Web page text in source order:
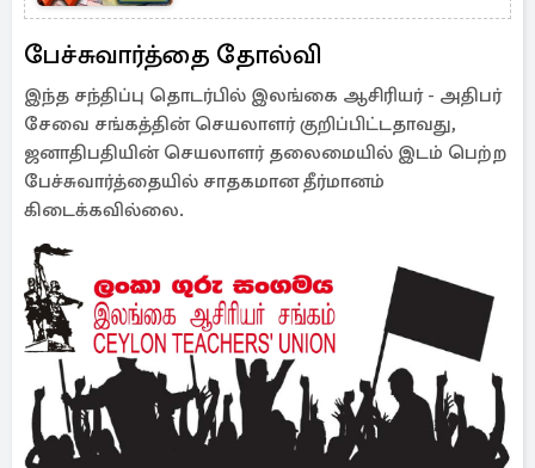
பேச்சுவார்த்தை தோல்வி
இந்த சந்திப்பு தொடர்பில் இலங்கை ஆசிரியர் - அதிபர்
சேவை சங்கத்தின் செயலாளர் குறிப்பிட்டதாவது,
ஜனாதிபதியின் செயலாளர் தலைமையில் இடம் பெற்ற
பேச்சுவார்த்தையில் சாதகமான தீர்மானம்
கிடைக்கவில்லை.